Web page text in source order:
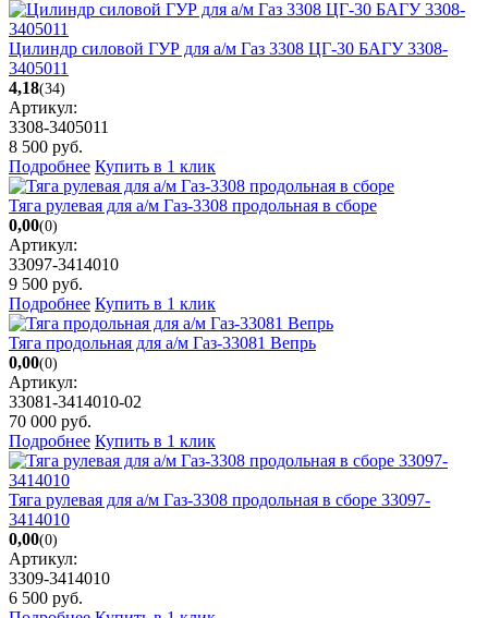
Цилиндр силовой ГУР для а/м Газ 3308 ЦГ-30 БАГУ 3308-
3405011
4,18(34)
Артикул:
3308-3405011
8 500 руб.
Подробнее Купить в 1 клик
Тяга рулевая для а/м Газ-3308 продольная в сборе
0,00(0)
Артикул:
33097-3414010
9 500 руб.
Подробнее Купить в 1 клик
Тяга продольная для а/м Газ-33081 Вепрь
0,00(0)
Артикул:
33081-3414010-02
70 000 руб.
Подробнее Купить в 1 клик
Тяга рулевая для а/м Газ-3308 продольная в сборе 33097-
3414010
0,00(0)
Артикул:
3309-3414010
6 500 руб.